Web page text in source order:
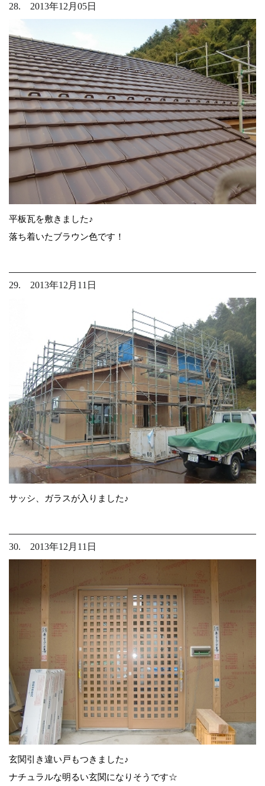
28. 2013年12月05日
平板瓦を敷きました♪
落ち着いたブラウン色です！
29. 2013年12月11日
サッシ、ガラスが入りました♪
30. 2013年12月11日
玄関引き違い戸もつきました♪
ナチュラルな明るい玄関になりそうです☆